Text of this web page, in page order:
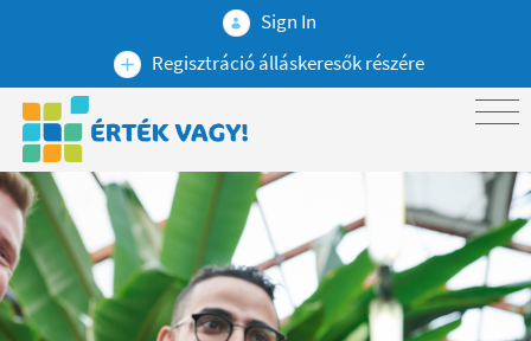
Sign In
Regisztráció álláskeresők részére